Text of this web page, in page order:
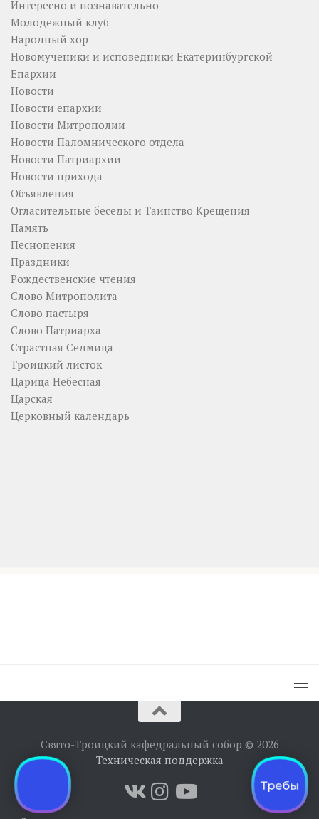
Интересно и познавательно
Молодежный клуб
Народный хор
Новомученики и исповедники Екатеринбургской
Епархии
Новости
Новости епархии
Новости Митрополии
Новости Паломнического отдела
Новости Патриархии
Новости прихода
Объявления
Огласительные беседы и Таинство Крещения
Память
Песнопения
Праздники
Рождественские чтения
Слово Митрополита
Слово пастыря
Слово Патриарха
Страстная Седмица
Троицкий листок
Царица Небесная
Царская
Церковный календарь
Свято-Троицкий кафедральный собор © 2026
Техническая поддержка